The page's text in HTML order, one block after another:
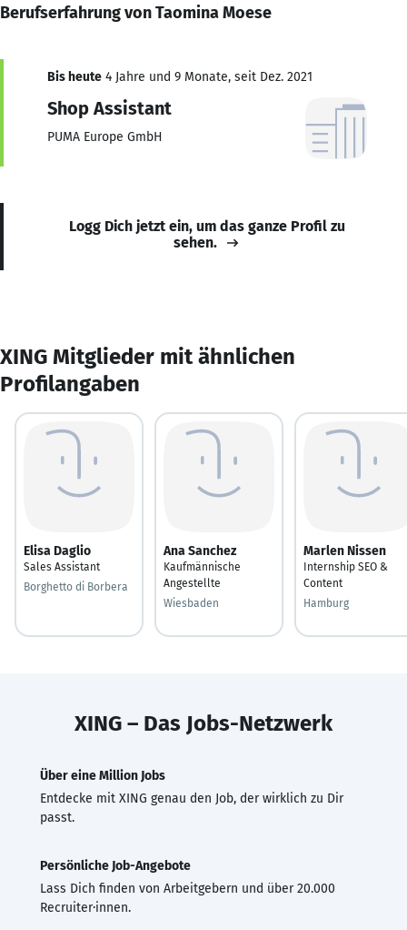
Berufserfahrung von Taomina Moese
Bis heute 4 Jahre und 9 Monate, seit Dez. 2021
Shop Assistant
PUMA Europe GmbH
Logg Dich jetzt ein, um das ganze Profil zu
sehen.
XING Mitglieder mit ähnlichen
Profilangaben
Elisa Daglio
Sales Assistant
Borghetto di Borbera
Ana Sanchez
Kaufmännische
Angestellte
Wiesbaden
Marlen Nissen
Internship SEO &
Content
Hamburg
XING – Das Jobs-Netzwerk
Über eine Million Jobs
Entdecke mit XING genau den Job, der wirklich zu Dir
passt.
Persönliche Job-Angebote
Lass Dich finden von Arbeitgebern und über 20.000
Recruiter·innen.